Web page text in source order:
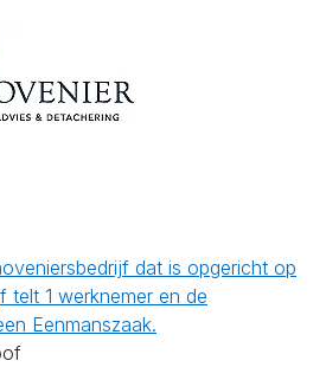
dat is opgericht op
telt 1 werknemer en de
Eenmanszaak.